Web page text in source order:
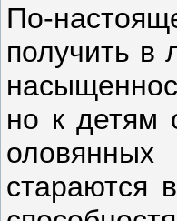
По-
получить в
но к детям
стараются